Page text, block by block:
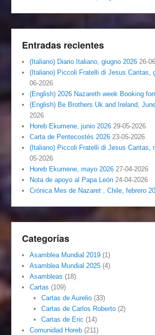
Entradas recientes
(Italiano) Diario Italiano, giugno 2026 26-
(Italiano) Piccoli Fratelli di Jesus Caritas,
06-2026
(English) 2026 Nazareth week Booking
(English) Be Brothers Uk and Ireland,
2026
Horeb Ekumene, junio 2026 29-05-2026
Carta de Pentecostés 2026 23-05-2026
(Italiano) Piccoli Fratelli di Jesus Caritas,
05-2026
Horeb Ekumene, mayo 2026 27-04-2026
Nota de apoyo al Papa León 24-04-2026
Crónica Mes de Nazaret , Chile, febrero
Categorías
Asamblea Mundial 2019 (1)
Asamblea Mundial 2025 (4)
Asambleas (18)
Cartas (109)
Cartas de Aurelio(33)
Cartas de Carlos Roberto(2)
Cartas de Eric (14)
Comunidad Horeb (211)